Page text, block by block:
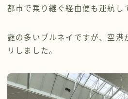
都市で乗り継ぐ経由便も運航し
謎の多いブルネイですが、空港
リしました。